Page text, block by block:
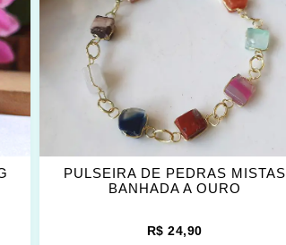
FAVORITOS
PULSEIRA DE PEDRAS MISTAS
BANHADA A OURO
R$ 24,90